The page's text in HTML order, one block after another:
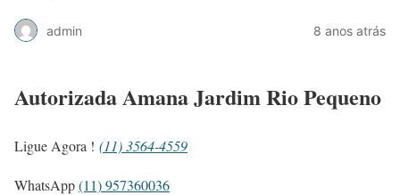
admin 8 anos atrás
Autorizada Amana Jardim Rio Pequeno
Ligue Agora ! (11) 3564-4559
WhatsApp(11) 957360036